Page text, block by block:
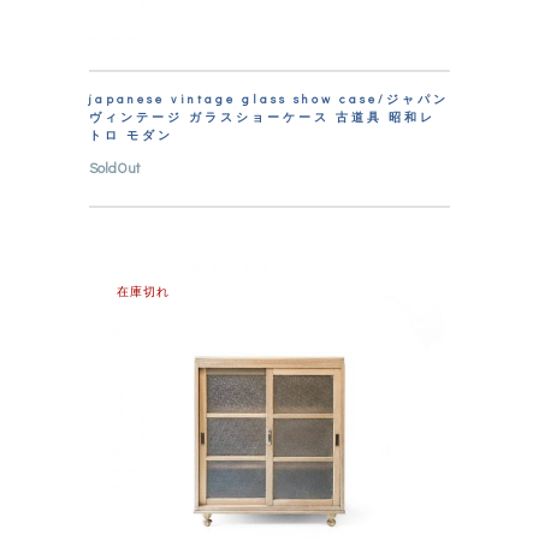
japanese vintage glass show case/ジャパン
ヴィンテージ ガラスショーケース 古道具 昭和レ
トロ モダン
SoldOut
在庫切れ